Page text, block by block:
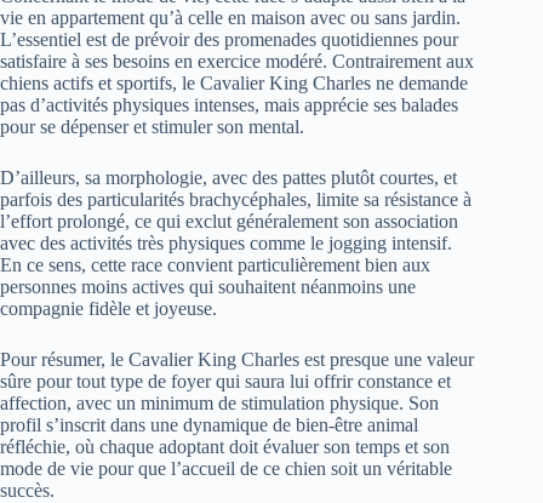
vie en appartement qu’à celle en maison avec ou sans jardin.
L’essentiel est de prévoir des promenades quotidiennes pour
satisfaire à ses besoins en exercice modéré. Contrairement aux
chiens actifs et sportifs, le Cavalier King Charles ne demande
pas d’activités physiques intenses, mais apprécie ses balades
pour se dépenser et stimuler son mental.
D’ailleurs, sa morphologie, avec des pattes plutôt courtes, et
parfois des particularités brachycéphales, limite sa résistance à
l’effort prolongé, ce qui exclut généralement son association
avec des activités très physiques comme le jogging intensif.
En ce sens, cette race convient particulièrement bien aux
personnes moins actives qui souhaitent néanmoins une
compagnie fidèle et joyeuse.
Pour résumer, le Cavalier King Charles est presque une valeur
sûre pour tout type de foyer qui saura lui offrir constance et
affection, avec un minimum de stimulation physique. Son
profil s’inscrit dans une dynamique de bien-être animal
réfléchie, où chaque adoptant doit évaluer son temps et son
mode de vie pour que l’accueil de ce chien soit un véritable
succès.